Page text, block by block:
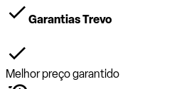
Garantias Trevo
Melhor preço garantido